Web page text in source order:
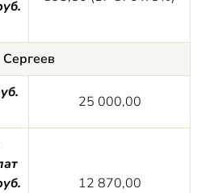
Сергеев
25 000,00
12 870,00